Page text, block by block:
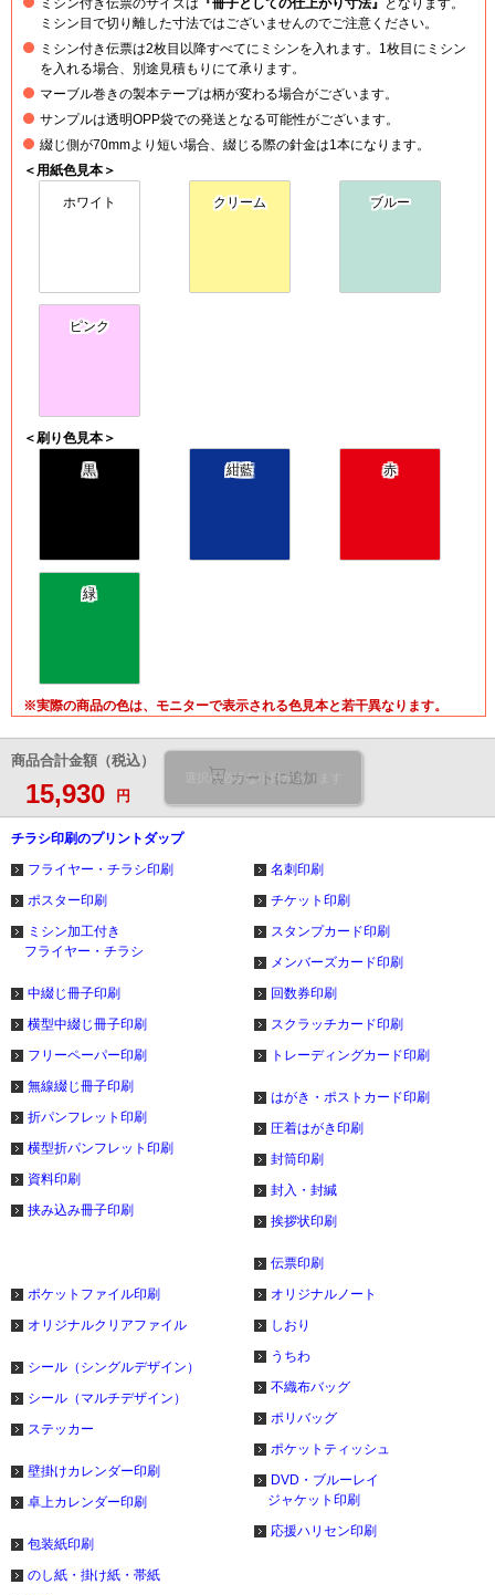
ミシン付き伝票のサイズは 『冊子としての仕上がり寸法』 となります。
ミシン目で切り離した寸法ではございませんのでご注意ください。
ミシン付き伝票は2枚目以降すべてにミシンを入れます。1枚目にミシン
を入れる場合、別途見積もりにて承ります。
マーブル巻きの製本テープは柄が変わる場合がございます。
サンプルは透明OPP袋での発送となる可能性がございます。
綴じ側が70mmより短い場合、綴じる際の針金は1本になります。
＜用紙色見本＞
ホワイト クリーム ブルー
ピンク
＜刷り色見本＞
黒 紺藍 赤
緑
※実際の商品の色は、モニターで表示される色見本と若干異なります。
商品合計金額（税込）
15,930 円
カートに追加
選択が必要な項目があります
チラシ印刷のプリントダップ
フライヤー・チラシ印刷
ポスター印刷
ミシン加工付き
フライヤー・チラシ
中綴じ冊子印刷
横型中綴じ冊子印刷
フリーペーパー印刷
無線綴じ冊子印刷
折パンフレット印刷
横型折パンフレット印刷
資料印刷
挟み込み冊子印刷
名刺印刷
チケット印刷
スタンプカード印刷
メンバーズカード印刷
回数券印刷
スクラッチカード印刷
トレーディングカード印刷
はがき・ポストカード印刷
圧着はがき印刷
封筒印刷
封入・封緘
挨拶状印刷
伝票印刷
ポケットファイル印刷
オリジナルクリアファイル
シール（シングルデザイン）
シール（マルチデザイン）
ステッカー
壁掛けカレンダー印刷
卓上カレンダー印刷
包装紙印刷
のし紙・掛け紙・帯紙
オリジナルノート
しおり
うちわ
不織布バッグ
ポリバッグ
ポケットティッシュ
DVD・ブルーレイ
ジャケット印刷
応援ハリセン印刷